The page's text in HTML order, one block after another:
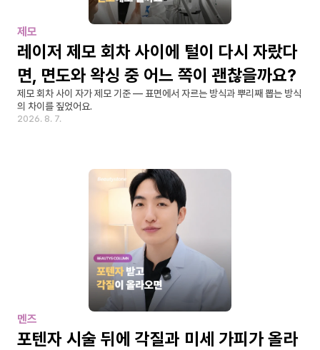
제모
레이저 제모 회차 사이에 털이 다시 자랐다
면, 면도와 왁싱 중 어느 쪽이 괜찮을까요?
제모 회차 사이 자가 제모 기준 — 표면에서 자르는 방식과 뿌리째 뽑는 방식
의 차이를 짚었어요.
2026. 8. 7.
멘즈
포텐자 시술 뒤에 각질과 미세 가피가 올라